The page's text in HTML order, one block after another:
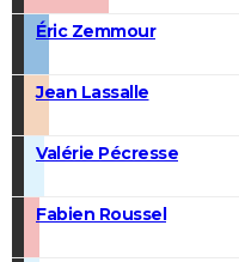
Éric Zemmour
Jean Lassalle
Valérie Pécresse
Fabien Roussel